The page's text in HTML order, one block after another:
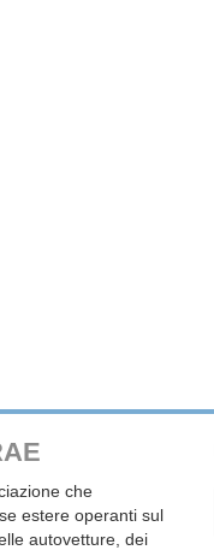
che
estere operanti sul
autovetture, dei